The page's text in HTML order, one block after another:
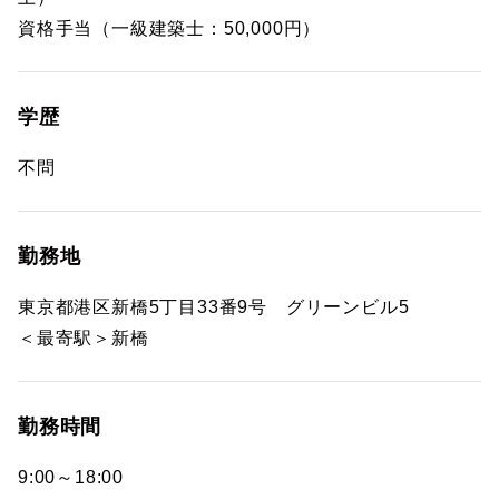
資格手当（一級建築士：50,000円）
学歴
不問
勤務地
東京都港区新橋5丁目33番9号 グリーンビル5
＜最寄駅＞新橋
勤務時間
9:00～18:00